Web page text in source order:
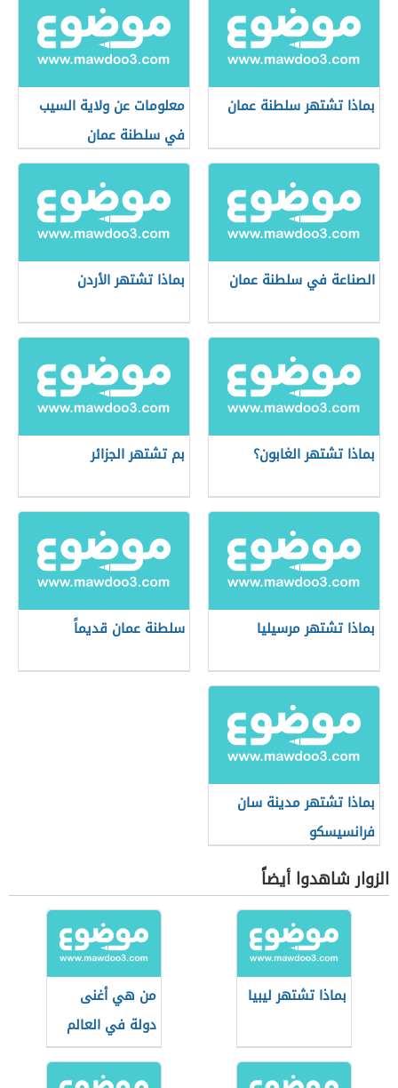
بماذا تشتهر سلطنة عمان
معلومات عن ولاية السيب
في سلطنة عمان
الصناعة في سلطنة عمان بماذا تشتهر الأردن
بماذا تشتهر الغابون؟ بم تشتهر الجزائر
بماذا تشتهر مرسيليا سلطنة عمان قديماً
بماذا تشتهر مدينة سان
فرانسيسكو
الزوار شاهدوا أيضاً
بماذا تشتهر ليبيا
من هي أغنى
دولة في العالم